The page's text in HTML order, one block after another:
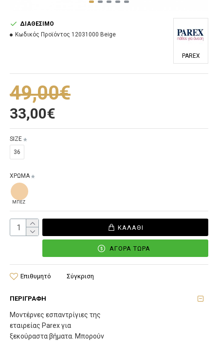
33,00€
49,00€
ΔΙΑΘΈΣΙΜΟ
Κωδικός Προϊόντος 12031000 Beige
PAREX
SIZE
36
ΧΡΩΜΑ
ΜΠΕΖ
ΚΑΛΆΘΙ
ΑΓΟΡΆ ΤΏΡΑ
Επιθυμητό Σύγκριση
ΠΕΡΙΓΡΑΦΉ
Μοντέρνες εσπαντρίγιες της
εταιρείας Parex για
ξεκούραστα βήματα. Μπορούν